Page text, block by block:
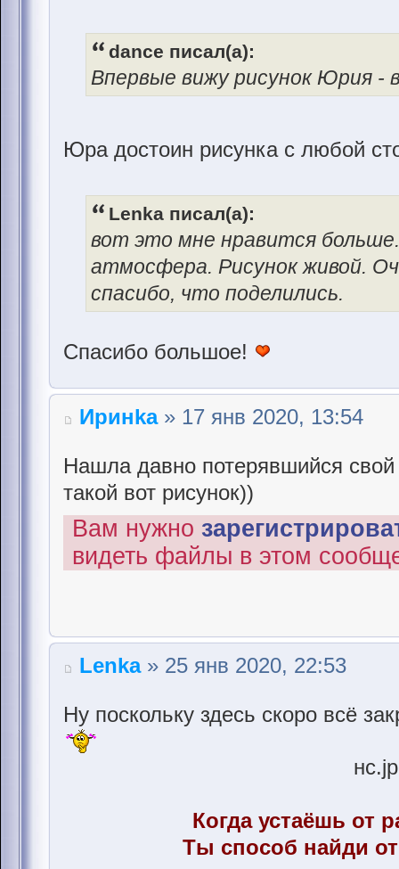
dance писал(а):
Впервые вижу рисунок Юрия -
Юра достоин рисунка с любой
Lenka писал(а):
вот это мне нравится
атмосфера. Рисунок живой.
спасибо, что поделились.
Спасибо большое!
Иринka» 17 янв 2020, 13:54
Нашла давно потерявшийся свой
такой вот рисунок))
Вам нужно
видеть файлы в этом
Lenka» 25 янв 2020, 22:53
Ну поскольку здесь скоро всё
Когда устаёшь от
Ты способ найди